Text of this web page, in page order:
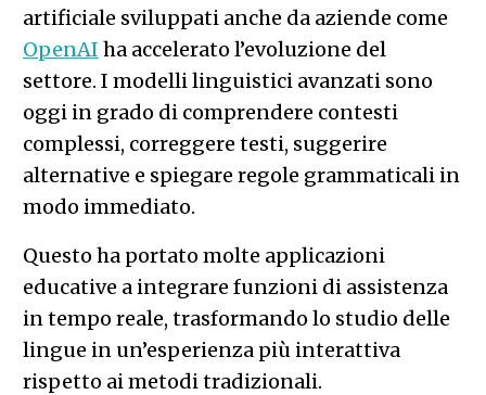
artificiale sviluppati anche da aziende come
OpenAI ha accelerato l’evoluzione del
settore. I modelli linguistici avanzati sono
oggi in grado di comprendere contesti
complessi, correggere testi, suggerire
alternative e spiegare regole grammaticali in
modo immediato.
Questo ha portato molte applicazioni
educative a integrare funzioni di assistenza
in tempo reale, trasformando lo studio delle
lingue in un’esperienza più interattiva
rispetto ai metodi tradizionali.